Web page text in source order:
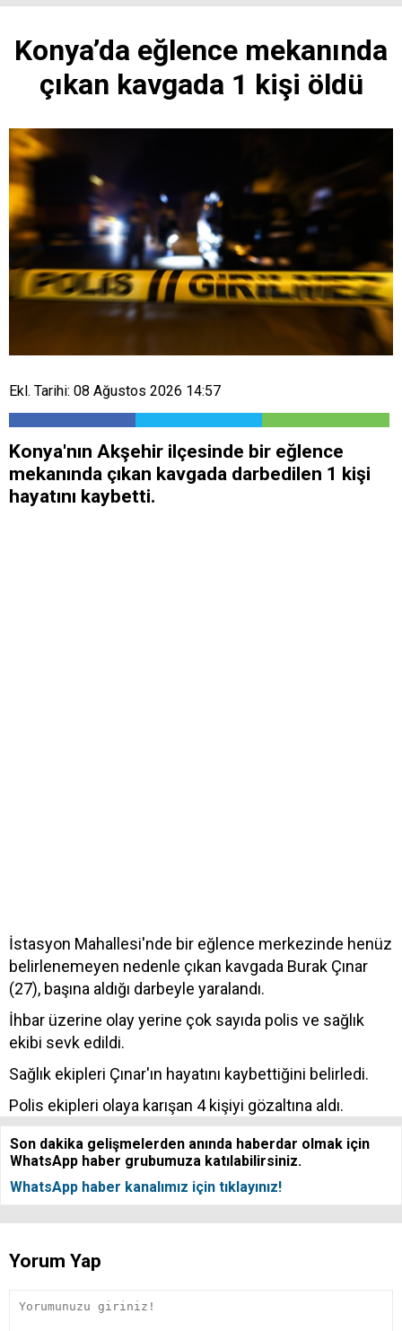
Konya’da eğlence mekanında
çıkan kavgada 1 kişi öldü
Ekl. Tarihi: 08 Ağustos 2026 14:57
Konya'nın Akşehir ilçesinde bir eğlence
mekanında çıkan kavgada darbedilen 1 kişi
hayatını kaybetti.
İstasyon Mahallesi'nde bir eğlence merkezinde henüz
belirlenemeyen nedenle çıkan kavgada Burak Çınar
(27), başına aldığı darbeyle yaralandı.
İhbar üzerine olay yerine çok sayıda polis ve sağlık
ekibi sevk edildi.
Sağlık ekipleri Çınar'ın hayatını kaybettiğini belirledi.
Polis ekipleri olaya karışan 4 kişiyi gözaltına aldı.
Son dakika gelişmelerden anında haberdar olmak için
WhatsApp haber grubumuza katılabilirsiniz.
WhatsApp haber kanalımız için tıklayınız!
Yorum Yap